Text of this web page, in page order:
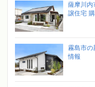
薩摩川内
譲住宅
霧島市の
情報